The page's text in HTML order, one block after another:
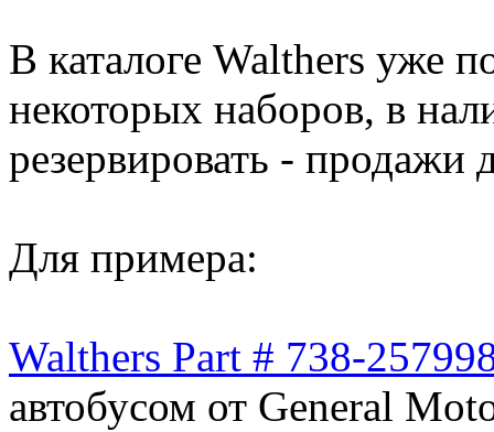
В каталоге Walthers уже
некоторых наборов, в
резервировать - продажи
Для примера:
Walthers Part # 738-
автобусом от General